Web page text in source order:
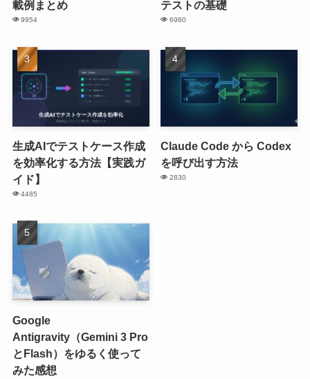
載例まとめ
9954
テストの基礎
6980
生成AIでテストケース作成
を効率化する方法【実践ガ
イド】
4485
Claude Code から Codex
を呼び出す方法
2830
Google
Antigravity（Gemini 3 Pro
とFlash）をゆるく使って
みた感想